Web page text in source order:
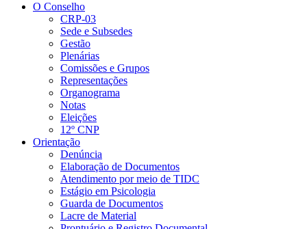
O Conselho
CRP-03
Sede e Subsedes
Gestão
Plenárias
Comissões e Grupos
Representações
Organograma
Notas
Eleições
12º CNP
Orientação
Denúncia
Elaboração de Documentos
Atendimento por meio de TIDC
Estágio em Psicologia
Guarda de Documentos
Lacre de Material